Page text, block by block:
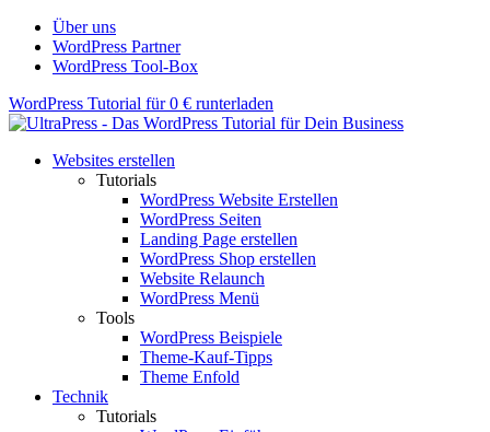
Über uns
WordPress Partner
WordPress Tool-Box
WordPress Tutorial für 0 € runterladen
Websites erstellen
Tutorials
WordPress Website Erstellen
WordPress Seiten
Landing Page erstellen
WordPress Shop erstellen
Website Relaunch
WordPress Menü
Tools
WordPress Beispiele
Theme-Kauf-Tipps
Theme Enfold
Technik
Tutorials